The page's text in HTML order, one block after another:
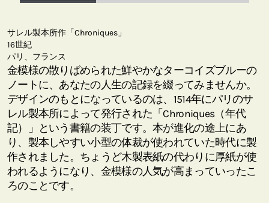
サレル製本所作「Chroniques」
16世紀
パリ、フランス
金模様の散りばめられた鮮やかなターコイズブルーの
ノートに、あなたの人生の記録を綴ってみませんか。
デザインのもとになっているのは、1514年にパリのサ
レル製本所によって発行された「Chroniques（年代
記）」という書籍の装丁です。本が進化の途上にあ
り、製本しやすい小型の体裁が使われていた時代に製
作されました。ちょうど木製表紙の代わりに厚紙が使
われるようになり、金模様の人気が高まっていったこ
ろのことです。